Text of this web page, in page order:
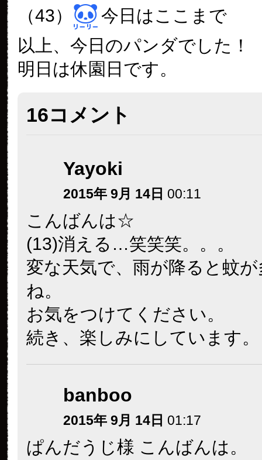
（43）
今日はここまで
以上、今日のパンダでした！
明日は休園日です。
16コメント
Yayoki
2015年 9月 14日 00:11
こんばんは☆
(13)消える…笑笑笑。。。
変な天気で、雨が降ると蚊
ね。
お気をつけてください。
続き、楽しみにしています。
banboo
2015年 9月 14日 01:17
ぱんだうじ様 こんばんは。